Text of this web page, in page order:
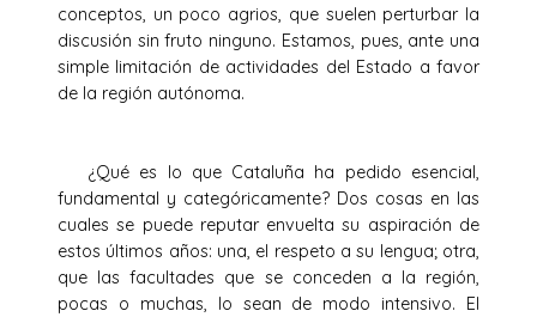
conceptos, un poco agrios, que suelen perturbar la
discusión sin fruto ninguno. Estamos, pues, ante una
simple limitación de actividades del Estado a favor
de la región autónoma.
¿Qué es lo que Cataluña ha pedido esencial,
fundamental y categóricamente? Dos cosas en las
cuales se puede reputar envuelta su aspiración de
estos últimos años: una, el respeto a su lengua; otra,
que las facultades que se conceden a la región,
pocas o muchas, lo sean de modo intensivo. El